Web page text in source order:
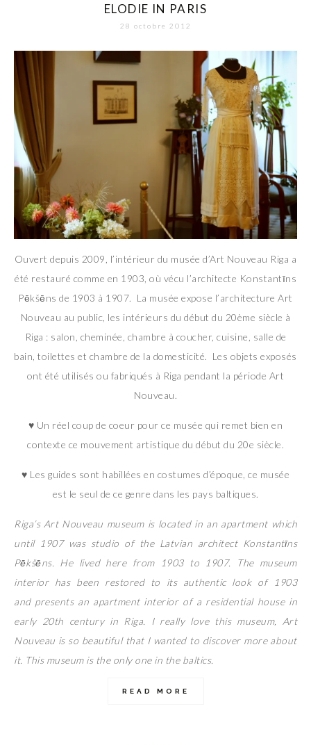
ELODIE IN PARIS
28 octobre 2012
Ouvert depuis 2009, l’intérieur du musée d’Art Nouveau Riga a
été restauré comme en 1903, où vécu l’architecte Konstantīns
Pēkšēns de 1903 à 1907. La musée expose l’architecture Art
Nouveau au public, les intérieurs du début du 20ème siècle à
Riga : salon, cheminée, chambre à coucher, cuisine, salle de
bain, toilettes et chambre de la domesticité. Les objets exposés
ont été utilisés ou fabriqués à Riga pendant la période Art
Nouveau.
♥ Un réel coup de coeur pour ce musée qui remet bien en
contexte ce mouvement artistique du début du 20e siècle.
♥ Les guides sont habillées en costumes d’époque, ce musée
est le seul de ce genre dans les pays baltiques.
Riga’s Art Nouveau museum is located in an apartment which
until 1907 was studio of the Latvian architect Konstantīns
Pēkšēns. He lived here from 1903 to 1907. The museum
interior has been restored to its authentic look of 1903
and presents an apartment interior of a residential house in
early 20th century in Riga. I really love this museum, Art
Nouveau is so beautiful that I wanted to discover more about
it. This museum is the only one in the baltics.
READ MORE